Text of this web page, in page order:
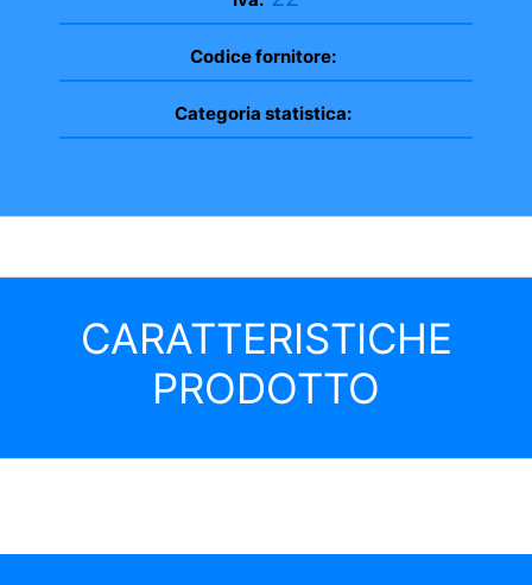
Codice fornitore:
Categoria statistica:
CARATTERISTICHE
PRODOTTO